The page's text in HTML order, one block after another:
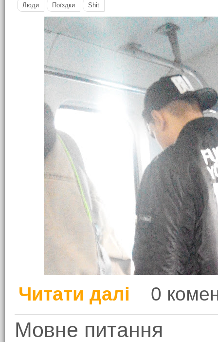
Люди
Поїздки Shit
Читати далі про Фак-перефак
0
Мовне питання